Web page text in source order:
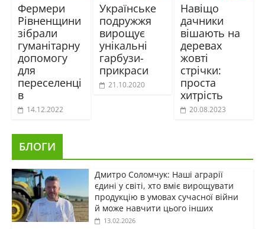
Фермери
Рівненщини
зібрали
гуманітарну
допомогу
для
переселенці
в
14.12.2022
Українське
подружжя
вирощує
унікальні
гарбузи-
прикраси
21.10.2020
Навіщо
дачники
вішають на
деревах
жовті
стрічки:
проста
хитрість
20.08.2023
БЛОГИ
Дмитро Соломчук: Наші аграрії
єдині у світі, хто вміє вирощувати
продукцію в умовах сучасної війни
й може навчити цього інших
13.02.2026